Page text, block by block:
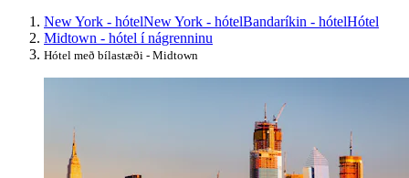
New York - hótelNew York - hótelBandaríkin - hótelHótel
Midtown - hótel í nágrenninu
Hótel með bílastæði - Midtown